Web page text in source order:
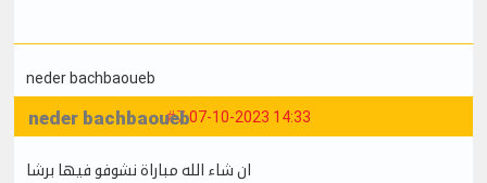
neder bachbaoueb
#7 07-10-2023 14:33
neder bachbaoueb
ان شاء الله مباراة نشوفو فيها برشا